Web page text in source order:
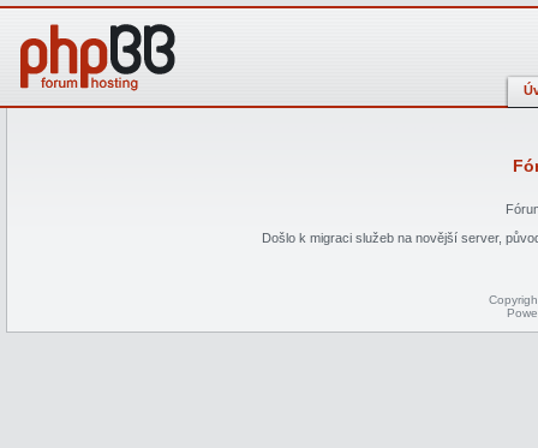
Došlo k migraci služeb na novější server,